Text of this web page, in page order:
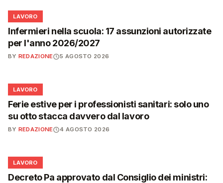
💼
LAVORO
Infermieri nella scuola: 17 assunzioni autorizzate
per l'anno 2026/2027
BY REDAZIONE 5 AGOSTO 2026
💼
LAVORO
Ferie estive per i professionisti sanitari: solo uno
su otto stacca davvero dal lavoro
BY REDAZIONE 4 AGOSTO 2026
💼
LAVORO
Decreto Pa approvato dal Consiglio dei ministri: